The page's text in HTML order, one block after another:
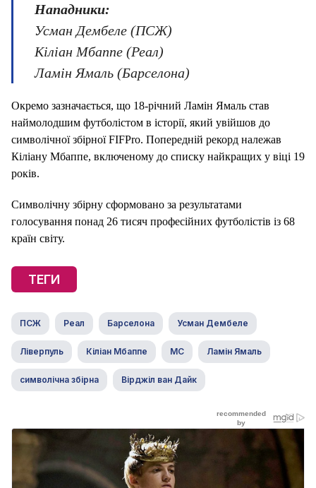
Нападники:
Усман Дембеле (ПСЖ)
Кіліан Мбаппе (Реал)
Ламін Ямаль (Барселона)
Окремо зазначається, що 18-річний Ламін Ямаль став
наймолодшим футболістом в історії, який увійшов до
символічної збірної FIFPro. Попередній рекорд належав
Кіліану Мбаппе, включеному до списку найкращих у віці 19
років.
Символічну збірну сформовано за результатами
голосування понад 26 тисяч професійних футболістів із 68
країн світу.
ТЕГИ
ПСЖ Реал Барселона Усман Дембеле
Ліверпуль Кіліан Мбаппе МС Ламін Ямаль
символічна збірна Вірджіл ван Дайк